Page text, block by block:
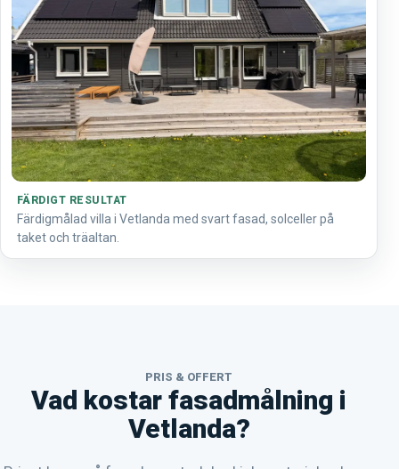
FÄRDIGT RESULTAT
Färdigmålad villa i Vetlanda med svart fasad, solceller på
taket och träaltan.
PRIS & OFFERT
Vad kostar fasadmålning i
Vetlanda?